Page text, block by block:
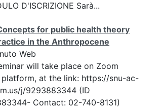
D'ISCRIZIONE Sarà...
for public health theory
in the Anthropocene
Web
will take place on Zoom
platform, at the link: https://snu-ac-
j/9293883344 (ID
Contact: 02-740-8131)